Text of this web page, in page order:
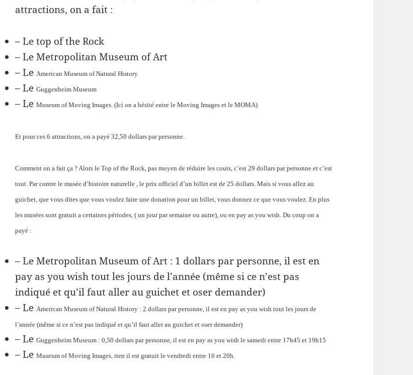
attractions, on a fait :
– Le top of the Rock
– Le Metropolitan Museum of Art
– LeAmerican Museum of Natural History
– LeGuggenheim Museum
– LeMuseum of Moving Images.(Ici on a hésité entre le Moving Images et le MOMA)
Et pour ces 6 attractions, on a payé 32,50 dollars par personne.
Comment on a fait ça ? Alors le Top of the Rock, pas moyen de réduire les couts, c’est 29 dollars par personne et c’est
tout. Par contre le musée d’histoire naturelle , le prix officiel d’un billet est de 25 dollars. Mais si vous allez au
guichet, que vous dites que vous voulez faire une donation pour un billet, vous donnez ce que vous voulez. En plus
les musées sont gratuit a certaines périodes, ( un jour par semaine ou autre), ou en pay as you wish. Du coup on a
payé :
– Le Metropolitan Museum of Art : 1 dollars par personne, il est en
pay as you wish tout les jours de l’année (même si ce n’est pas
indiqué et qu’il faut aller au guichet et oser demander)
– LeAmerican Museum of Natural History :2 dollars par personne, il est en pay as you wishtout les jours de
l’année (même si ce n’est pas indiqué et qu’il faut aller au guichet et oser demander)
– LeGuggenheim Museum :0,50 dollars par personne, il est en pay as you wish le samedi entre 17h45 et 19h15
– LeMuseum of Moving Images,rien il est gratuit le vendredi entre 16 et 20h.